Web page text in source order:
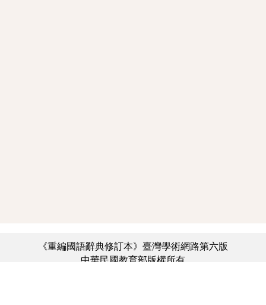
《重編國語辭典修訂本》臺灣學術網路第六版
中華民國教育部版權所有